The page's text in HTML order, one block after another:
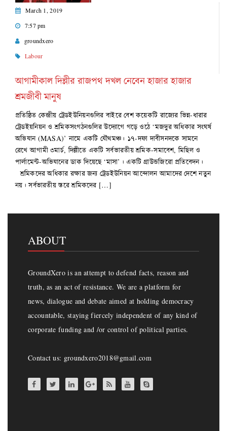
March 1, 2019
7:57 pm
groundxero
Labour
আগামীকাল দিল্লীর রাজপথ দখল নেবেন হাজার হাজার
শ্রমজীবী মানুষ
প্রতিষ্ঠিত কেন্দ্রীয় ট্রেডইউনিয়নগুলির বাইরে বেশ কয়েকটি রাজ্যের ভিন্ন-ধারার
ট্রেডইয়নিয়ন ও শ্রমিকসংগঠনগুলির উদ্যোগে গড়ে ওঠে ‘মজদুর অধিকার সংঘর্ষ
অভিযান (MASA)’ নামে একটি যৌথমঞ্চ। ১৭-দফা দাবীসনদকে সামনে
রেখে আগামী ৩মার্চ, দিল্লীতে একটি সর্বভারতীয় শ্রমিক-সমাবেশ, মিছিল ও
পার্লামেন্ট-অভিযানের ডাক দিয়েছে ‘মাসা’। একটি গ্রাউন্ডজিরো প্রতিবেদন।
শ্রমিকদের অধিকার রক্ষার জন্য ট্রেডইউনিয়ন আন্দোলন আমাদের দেশে নতুন
নয়। সর্বভারতীয় স্তরে শ্রমিকদের […]
ABOUT
GroundXero is an attempt to defend facts, reason and
truth, as an act of resistance. We are a platform for
news, dialogue and debate aimed at holding democracy
accountable, staying fiercely independent of any kind of
corporate funding and /or control of political parties.
Contact us: groundxero2018@gmail.com